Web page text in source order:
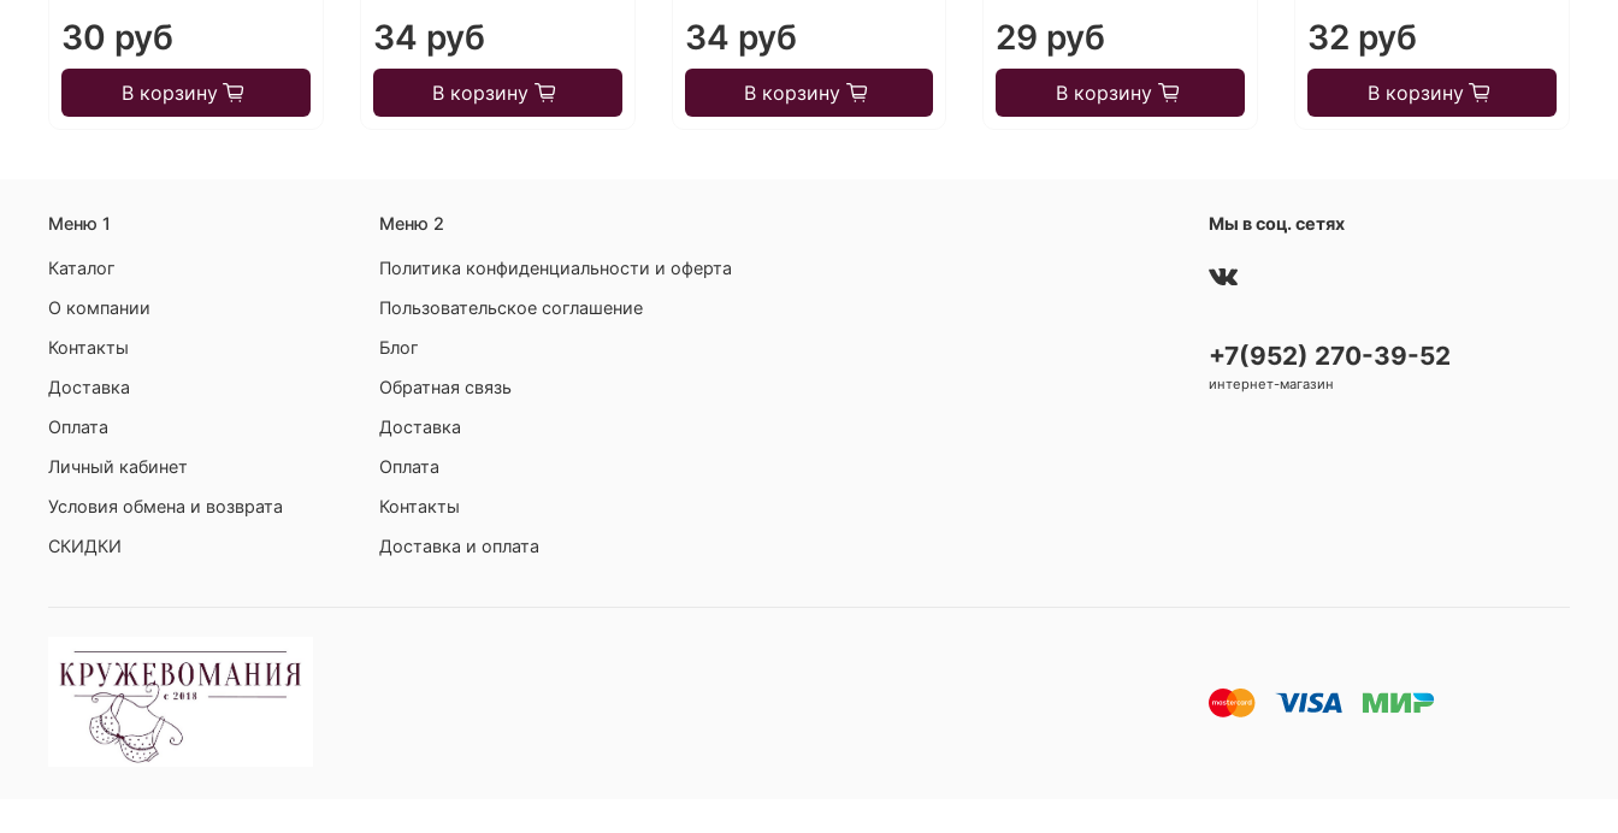
30 руб
В корзину
34 руб
В корзину
34 руб
В корзину
29 руб
В корзину
32 руб
В корзину
Меню 1
Каталог
О компании
Контакты
Доставка
Оплата
Личный кабинет
Условия обмена и возврата
СКИДКИ
Меню 2
Политика конфиденциальности и оферта
Пользовательское соглашение
Блог
Обратная связь
Доставка
Оплата
Контакты
Доставка и оплата
Мы в соц. сетях
+7(952) 270-39-52
интернет-магазин